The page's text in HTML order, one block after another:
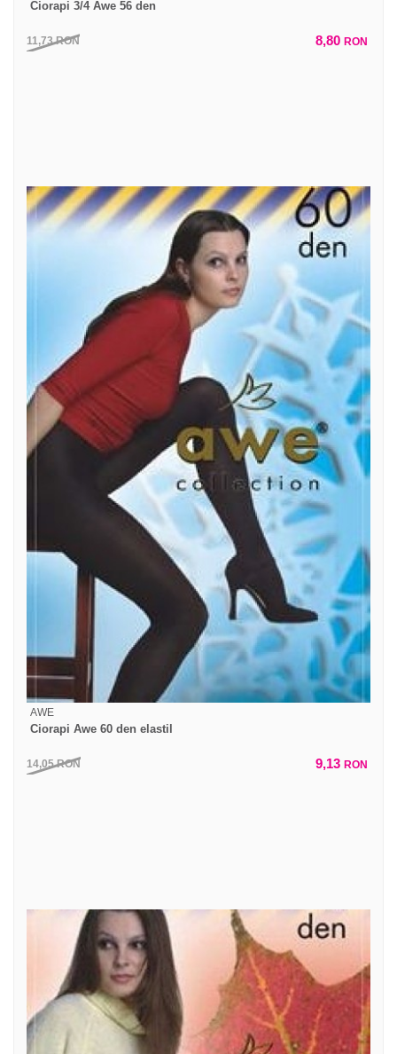
Ciorapi 3/4 Awe 56 den
11,73RON 8,80 RON
AWE
Ciorapi Awe 60 den elastil
14,05RON 9,13 RON